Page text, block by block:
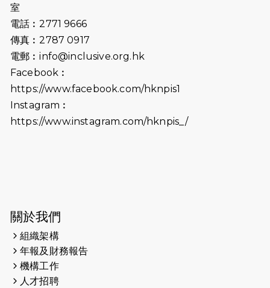
2026-07-02
2026-06-25
（19:00開始）
2026-06-18
猛龍長跑隊恆常練習 - 6月18日
2026-06-11
猛龍長跑隊恆常練習 - 6月11日（19:00
2026-05-28
2026-05-22
2026-05-21
室
電話︰2771 9666
傳真︰2787 0917
電郵︰info@inclusive.org.hk
Facebook︰
https://www.facebook.com/hknpis1
Instagram︰
https://www.instagram.com/hknpis_/
關於我們
組織架構
年報及財務報告
機構工作
人才招聘